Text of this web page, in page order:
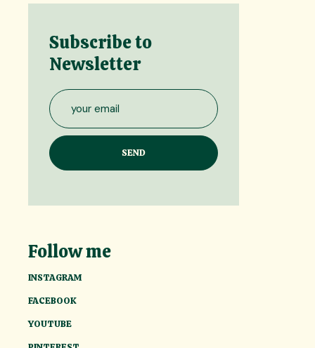
Subscribe to
Newsletter
Follow me
INSTAGRAM
FACEBOOK
YOUTUBE